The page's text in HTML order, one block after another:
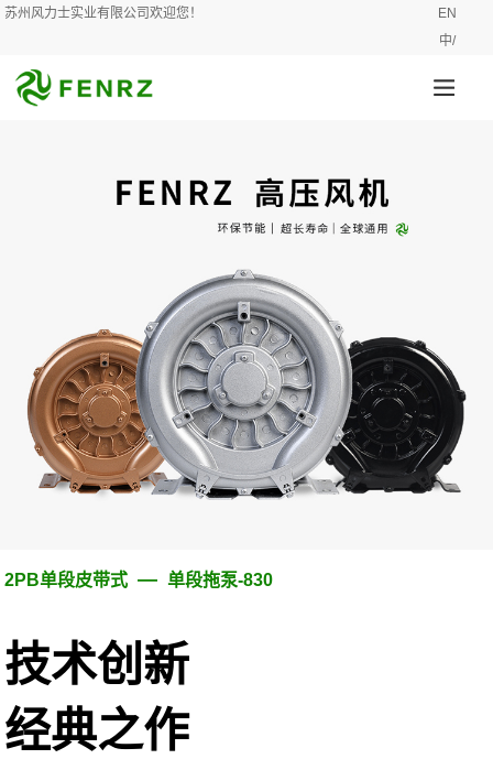
苏州风力士实业有限公司欢迎您！
EN
中/
2PB单段皮带式 — 单段拖泵-830
技术创新
经典之作